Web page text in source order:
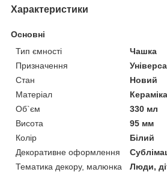
Характеристики
Основні
Тип ємності
Чашка
Призначення
Стан
Новий
Матеріал
Кераміка
Об`єм
330 мл
Висота
95 мм
Колір
Білий
Декоративне оформлення
Тематика декору, малюнка
Люди,